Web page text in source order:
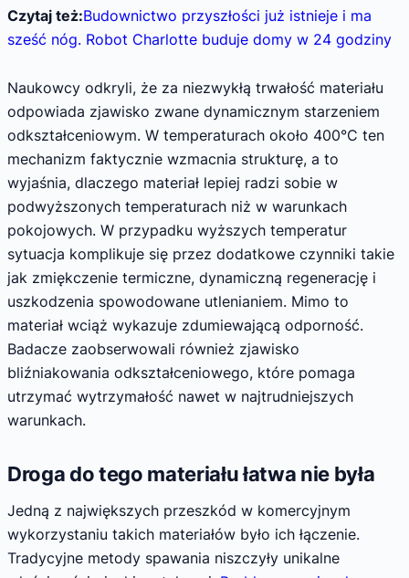
Czytaj też:Budownictwo przyszłości już istnieje i ma
sześć nóg. Robot Charlotte buduje domy w 24 godziny
Naukowcy odkryli, że za niezwykłą trwałość materiału
odpowiada zjawisko zwane dynamicznym starzeniem
odkształceniowym. W temperaturach około 400°C ten
mechanizm faktycznie wzmacnia strukturę, a to
wyjaśnia, dlaczego materiał lepiej radzi sobie w
podwyższonych temperaturach niż w warunkach
pokojowych. W przypadku wyższych temperatur
sytuacja komplikuje się przez dodatkowe czynniki takie
jak zmiękczenie termiczne, dynamiczną regenerację i
uszkodzenia spowodowane utlenianiem. Mimo to
materiał wciąż wykazuje zdumiewającą odporność.
Badacze zaobserwowali również zjawisko
bliźniakowania odkształceniowego, które pomaga
utrzymać wytrzymałość nawet w najtrudniejszych
warunkach.
Droga do tego materiału łatwa nie była
Jedną z największych przeszkód w komercyjnym
wykorzystaniu takich materiałów było ich łączenie.
Tradycyjne metody spawania niszczyły unikalne